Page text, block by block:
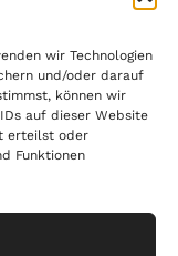
wir Technologien
und/oder darauf
können wir
auf dieser Website
erteilst oder
Funktionen